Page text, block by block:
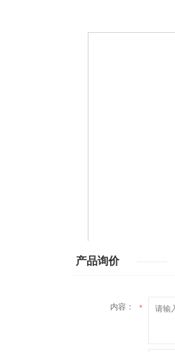
产品询价
内容： *